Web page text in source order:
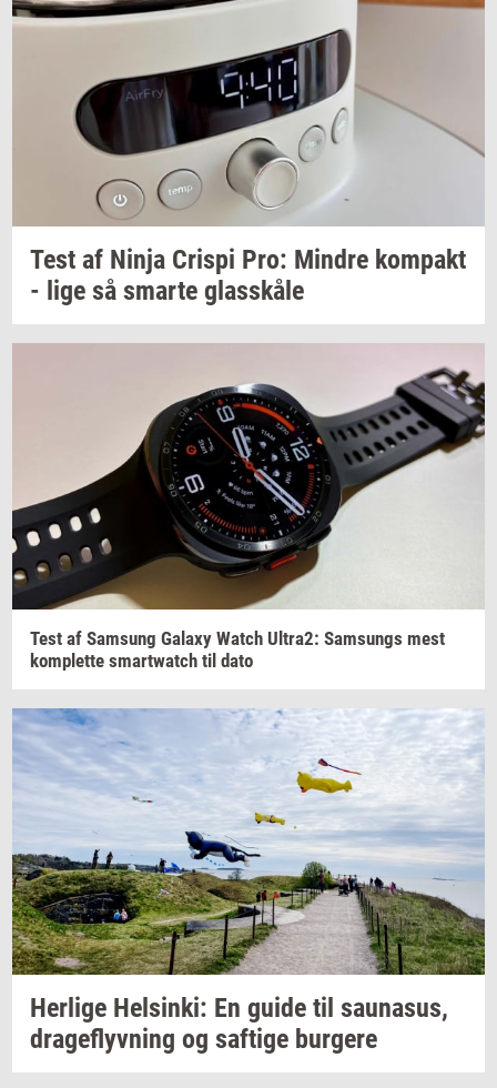
Test af Ninja Cri­spi Pro: Min­dre kom­pakt
- lige så smar­te glas­skå­le
Test af Sams­ung Ga­laxy Watch Ultra2: Sams­ungs mest
kom­plet­te smartwatch til dato
Her­li­ge Hels­inki: En guide til sau­nasus,
drage­flyv­ning og saf­ti­ge bur­ge­re